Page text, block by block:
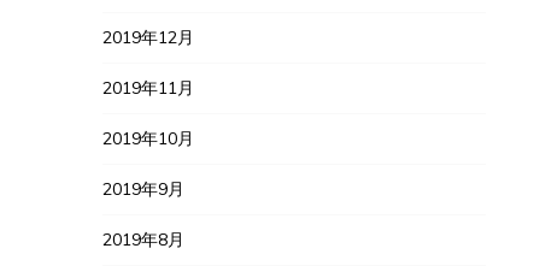
2019年12月
2019年11月
2019年10月
2019年9月
2019年8月